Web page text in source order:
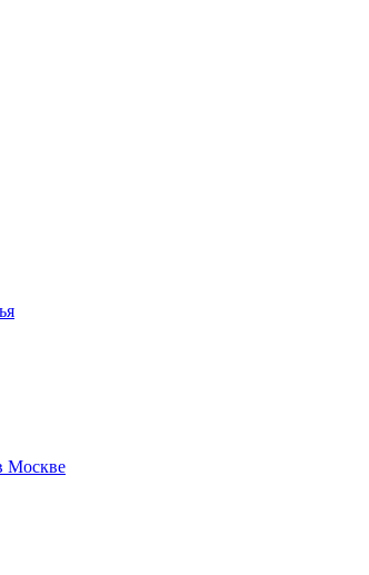
Москве